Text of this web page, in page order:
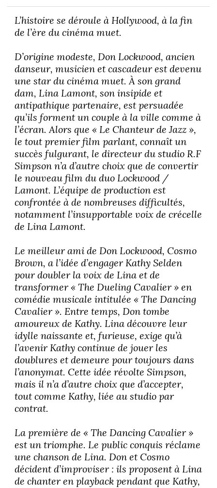
L’histoire se déroule à Hollywood, à la fin
de l’ère du cinéma muet.
D’origine modeste, Don Lockwood, ancien
danseur, musicien et cascadeur est devenu
une star du cinéma muet. À son grand
dam, Lina Lamont, son insipide et
antipathique partenaire, est persuadée
qu’ils forment un couple à la ville comme à
l’écran. Alors que « Le Chanteur de Jazz »,
le tout premier film parlant, connaît un
succès fulgurant, le directeur du studio R.F
Simpson n’a d’autre choix que de convertir
le nouveau film du duo Lockwood /
Lamont. L’équipe de production est
confrontée à de nombreuses difficultés,
notamment l’insupportable voix de crécelle
de Lina Lamont.
Le meilleur ami de Don Lockwood, Cosmo
Brown, a l’idée d’engager Kathy Selden
pour doubler la voix de Lina et de
transformer « The Dueling Cavalier » en
comédie musicale intitulée « The Dancing
Cavalier ». Entre temps, Don tombe
amoureux de Kathy. Lina découvre leur
idylle naissante et, furieuse, exige qu’à
l’avenir Kathy continue de jouer les
doublures et demeure pour toujours dans
l’anonymat. Cette idée révolte Simpson,
mais il n’a d’autre choix que d’accepter,
tout comme Kathy, liée au studio par
contrat.
La première de « The Dancing Cavalier »
est un triomphe. Le public conquis réclame
une chanson de Lina. Don et Cosmo
décident d’improviser : ils proposent à Lina
de chanter en playback pendant que Kathy,